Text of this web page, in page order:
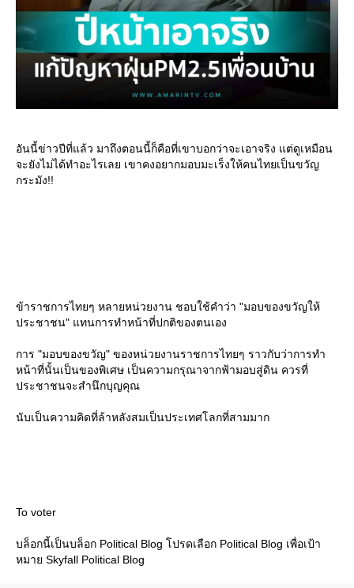
อันนี้ข่าวปีที่แล้ว มาถึงตอนนี้ก็คือที่เขาบอกว่าจะเอาจริง แต่ดูเหมือน
จะยังไม่ได้ทำอะไรเลย เขาคงอยากมอบมะเร็งให้คนไทยเป็นขวัญ
กระมัง!!
ข้าราชการไทยๆ หลายหน่วยงาน ชอบใช้คำว่า "มอบของขวัญให้
ประชาชน" แทนการทำหน้าที่ปกติของตนเอง
การ "มอบของขวัญ" ของหน่วยงานราชการไทยๆ ราวกับว่าการทำ
หน้าที่นั้นเป็นของพิเศษ เป็นความกรุณาจากฟ้ามอบสู่ดิน ควรที่
ประชาชนจะสำนึกบุญคุณ
นับเป็นความคิดที่ล้าหลังสมเป็นประเทศโลกที่สามมาก
To voter
บล็อกนี้เป็นบล็อก Political Blog โปรดเลือก Political Blog เพื่อเป้า
หมาย Skyfall Political Blog